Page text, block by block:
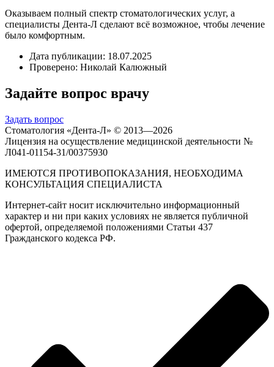
Оказываем полный спектр стоматологических услуг, а
специалисты Дента-Л сделают всё возможное, чтобы лечение
было комфортным.
Дата публикации: 18.07.2025
Проверено: Николай Калюжный
Задайте вопрос врачу
Задать вопрос
Стоматология «Дента-Л» © 2013—2026
Лицензия на осуществление медицинской деятельности №
Л041-01154-31/00375930
ИМЕЮТСЯ ПРОТИВОПОКАЗАНИЯ, НЕОБХОДИМА
КОНСУЛЬТАЦИЯ СПЕЦИАЛИСТА
Интернет-сайт носит исключительно информационный
характер и ни при каких условиях не является публичной
офертой, определяемой положениями Статьи 437
Гражданского кодекса РФ.